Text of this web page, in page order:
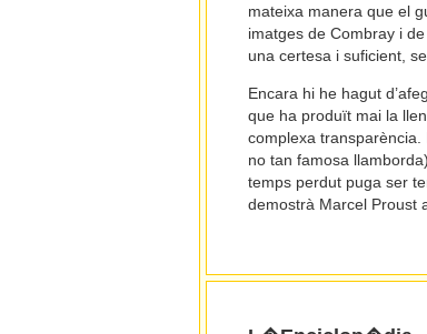
mateixa manera que el
imatges de Combray i
una certesa i suficient,
Encara hi he hagut
que ha produït mai la
complexa transparència.
no tan famosa
temps perdut puga ser
demostrà Marcel Proust